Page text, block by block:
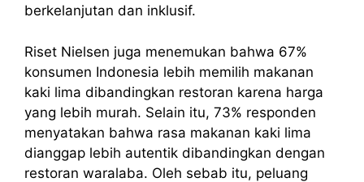
berkelanjutan dan inklusif.
Riset Nielsen juga menemukan bahwa 67%
konsumen Indonesia lebih memilih makanan
kaki lima dibandingkan restoran karena harga
yang lebih murah. Selain itu, 73% responden
menyatakan bahwa rasa makanan kaki lima
dianggap lebih autentik dibandingkan dengan
restoran waralaba. Oleh sebab itu, peluang